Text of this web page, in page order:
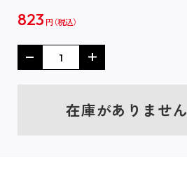
823 円
在庫がありません